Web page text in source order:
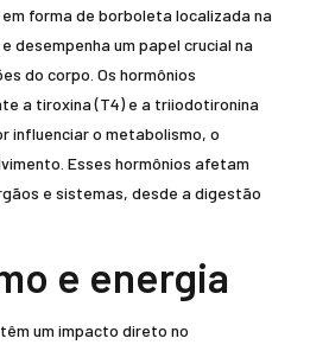
forma de borboleta localizada na
desempenha um papel crucial na
do corpo. Os hormônios
a tiroxina (T4) e a triiodotironina
influenciar o metabolismo, o
Esses hormônios afetam
e sistemas, desde a digestão
e energia
um impacto direto no